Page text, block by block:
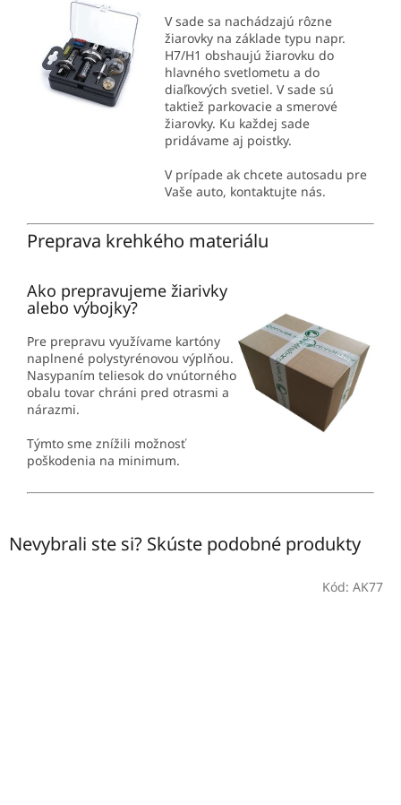
V sade sa nachádzajú rôzne
žiarovky na základe typu napr.
H7/H1 obshaujú žiarovku do
hlavného svetlometu a do
diaľkových svetiel. V sade sú
taktiež parkovacie a smerové
žiarovky. Ku každej sade
pridávame aj poistky.
V prípade ak chcete autosadu pre
Vaše auto, kontaktujte nás.
Preprava krehkého materiálu
Ako prepravujeme žiarivky
alebo výbojky?
Pre prepravu využívame kartóny
naplnené polystyrénovou výplňou.
Nasypaním teliesok do vnútorného
obalu tovar chráni pred otrasmi a
nárazmi.
Týmto sme znížili možnosť
poškodenia na minimum.
Nevybrali ste si? Skúste podobné produkty
Kód: AK77